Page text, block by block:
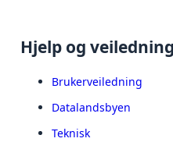
Hjelp og
Brukerveiledning
Datalandsbyen
Teknisk